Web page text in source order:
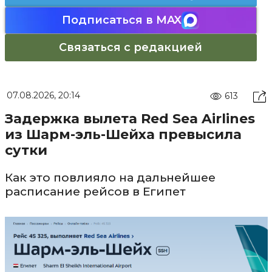
Подписаться в MAX
Связаться с редакцией
07.08.2026, 20:14 613
Задержка вылета Red Sea Airlines
из Шарм-эль-Шейха превысила
сутки
Как это повлияло на дальнейшее
расписание рейсов в Египет